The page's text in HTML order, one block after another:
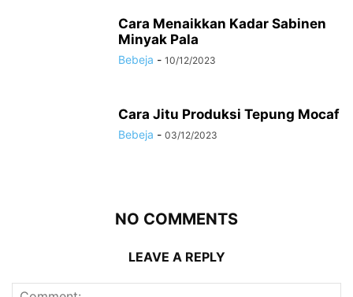
Cara Menaikkan Kadar Sabinen
Minyak Pala
Bebeja - 10/12/2023
Cara Jitu Produksi Tepung Mocaf
Bebeja - 03/12/2023
NO COMMENTS
LEAVE A REPLY